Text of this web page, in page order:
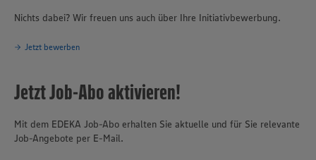
Nichts dabei? Wir freuen uns auch über Ihre Initiativbewerbung.
Jetzt bewerben
Jetzt Job-Abo aktivieren!
Mit dem EDEKA Job-Abo erhalten Sie aktuelle und für Sie relevante
Job-Angebote per E-Mail.